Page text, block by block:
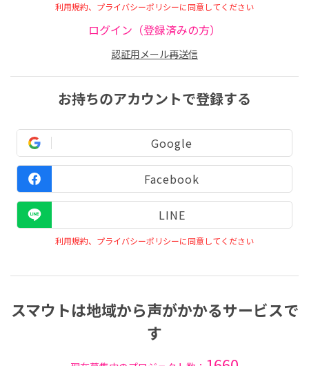
利用規約、プライバシーポリシーに同意してください
ログイン（登録済みの方）
認証用メール再送信
お持ちのアカウントで登録する
Google
Facebook
LINE
利用規約、プライバシーポリシーに同意してください
スマウトは地域から声がかかるサービスで
す